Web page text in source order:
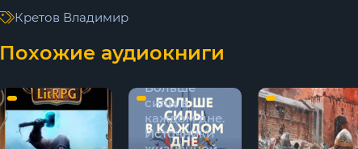
Глава 9
Глава 10
Интерлюдия 3
Кретов Владимир
Похожие аудиокниги
Больше
силы в
каждом дне.
Источники